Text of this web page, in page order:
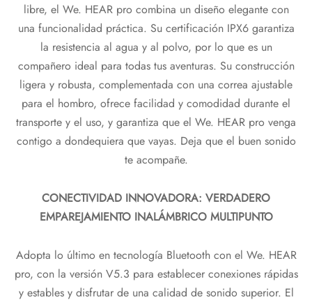
libre, el We. HEAR pro combina un diseño elegante con
una funcionalidad práctica. Su certificación IPX6 garantiza
la resistencia al agua y al polvo, por lo que es un
compañero ideal para todas tus aventuras. Su construcción
ligera y robusta, complementada con una correa ajustable
para el hombro, ofrece facilidad y comodidad durante el
transporte y el uso, y garantiza que el We. HEAR pro venga
contigo a dondequiera que vayas. Deja que el buen sonido
te acompañe.
CONECTIVIDAD INNOVADORA: VERDADERO
EMPAREJAMIENTO INALÁMBRICO MULTIPUNTO
Adopta lo último en tecnología Bluetooth con el We. HEAR
pro, con la versión V5.3 para establecer conexiones rápidas
y estables y disfrutar de una calidad de sonido superior. El